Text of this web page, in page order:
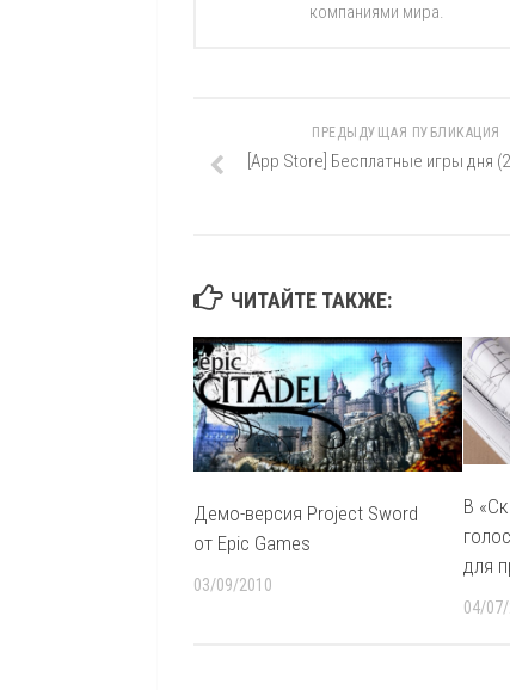
компаниями мира.
ПРЕДЫДУЩАЯ ПУБЛИКАЦИЯ
[App Store] Бесплатные игры дня
ЧИТАЙТЕ ТАКЖЕ:
Демо-версия Project Sword
от Epic Games
03/09/2010
В
для
04/